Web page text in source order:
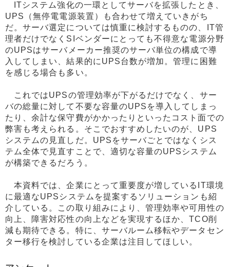
ITシステム強化の一環としてサーバを拡張したとき、
UPS（無停電電源装置）も合わせて増えていきがち
だ。サーバ選定については慎重に検討するものの、IT管
理者だけでなくSIベンダーにとっても不得意な電源分野
のUPSはサーバメーカー推奨のサーバ単位の構成で導
入してしまい、結果的にUPS台数が増加。管理に困難
を感じる場合も多い。
これではUPSの管理効率が下がるだけでなく、サー
バの総量に対して不要な容量のUPSを導入してしまっ
たり、余計な保守費がかかったりといったコスト面での
弊害も考えられる。そこでおすすめしたいのが、UPS
システムの見直しだ。UPSをサーバごとではなくシス
テム全体で見直すことで、適切な容量のUPSシステム
が構築できるだろう。
本資料では、企業にとって重要度が増しているIT環境
に最適なUPSシステムを提案するソリューションも紹
介している。この取り組みにより、管理効率や可用性の
向上、障害対応性の向上などを実現するほか、TCO削
減も期待できる。特に、サーバルーム移転やデータセン
ター移行を検討している企業は注目してほしい。